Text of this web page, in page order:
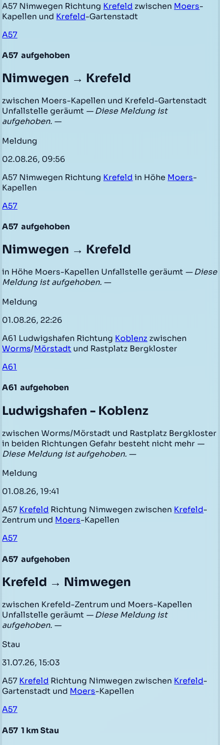
A57 Nimwegen Richtung Krefeld zwischen Moers-
Kapellen und Krefeld-Gartenstadt
A57
A57 aufgehoben
Nimwegen → Krefeld
zwischen Moers-Kapellen und Krefeld-Gartenstadt
Unfallstelle geräumt — Diese Meldung ist
aufgehoben. —
Meldung
02.08.26, 09:56
A57 Nimwegen Richtung Krefeld in Höhe Moers-
Kapellen
A57
A57 aufgehoben
Nimwegen → Krefeld
in Höhe Moers-Kapellen Unfallstelle geräumt — Diese
Meldung ist aufgehoben. —
Meldung
01.08.26, 22:26
A61 Ludwigshafen Richtung Koblenz zwischen
Worms/Mörstadt und Rastplatz Bergkloster
A61
A61 aufgehoben
Ludwigshafen - Koblenz
zwischen Worms/Mörstadt und Rastplatz Bergkloster
in beiden Richtungen Gefahr besteht nicht mehr —
Diese Meldung ist aufgehoben. —
Meldung
01.08.26, 19:41
A57 Krefeld Richtung Nimwegen zwischen Krefeld-
Zentrum und Moers-Kapellen
A57
A57 aufgehoben
Krefeld → Nimwegen
zwischen Krefeld-Zentrum und Moers-Kapellen
Unfallstelle geräumt — Diese Meldung ist
aufgehoben. —
Stau
31.07.26, 15:03
A57 Krefeld Richtung Nimwegen zwischen Krefeld-
Gartenstadt und Moers-Kapellen
A57
A57 1 km Stau